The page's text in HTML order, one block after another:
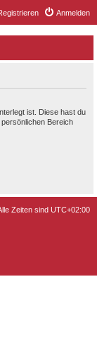
Anmelden
ist. Diese hast du
Bereich
Zeiten sind UTC+02:00